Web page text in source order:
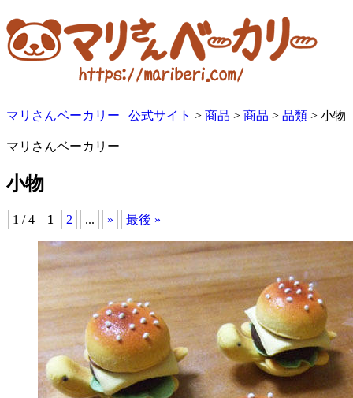
マリさんベーカリー | 公式サイト > 商品 > 商品 > 品類 > 小物
マリさんベーカリー
小物
1 / 4 1 2 ... » 最後 »